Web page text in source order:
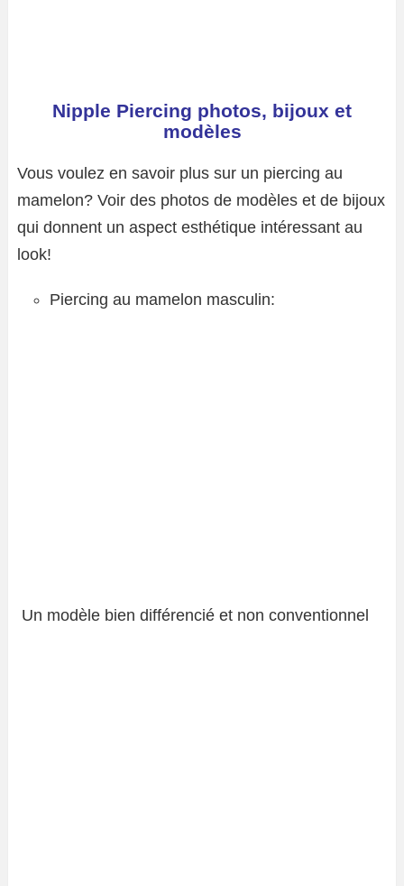
Nipple Piercing photos, bijoux et
modèles
Vous voulez en savoir plus sur un piercing au
mamelon? Voir des photos de modèles et de bijoux
qui donnent un aspect esthétique intéressant au
look!
Piercing au mamelon masculin:
Un modèle bien différencié et non conventionnel